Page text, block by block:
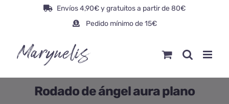
Envíos 4,90€ y gratuitos a partir de 80€
Pedido mínimo de 15€
Rodado de ángel aura plano